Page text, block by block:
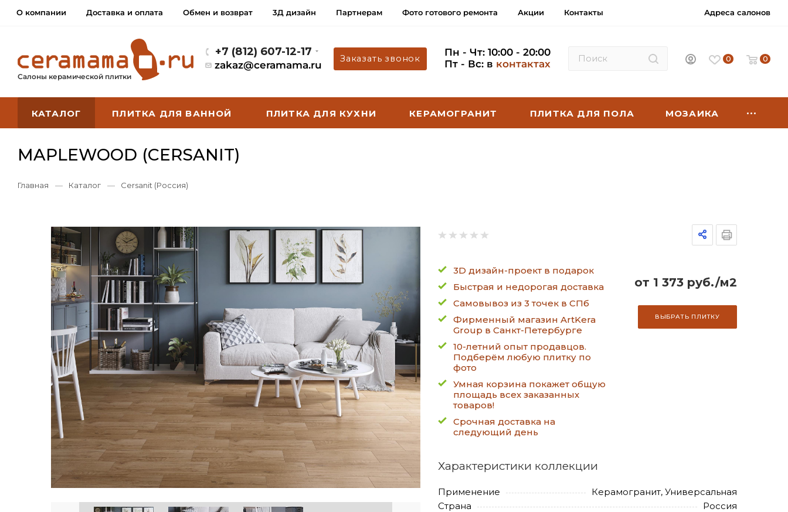
О компании Доставка и оплата Обмен и возврат 3Д дизайн Партнерам Фото готового ремонта Акции Контакты Адреса салонов
Салоны керамической плитки
+7 (812) 607-12-17
zakaz@ceramama.ru
Заказать звонок
Пн - Чт: 10:00 - 20:00
Пт - Вс: в контактах 0 0
КАТАЛОГ ПЛИТКА ДЛЯ ВАННОЙ ПЛИТКА ДЛЯ КУХНИ КЕРАМОГРАНИТ ПЛИТКА ДЛЯ ПОЛА МОЗАИКА
MAPLEWOOD (CERSANIT)
Главная — Каталог — Cersanit (Россия)
3D дизайн-проект в подарок
Быстрая и недорогая доставка
Самовывоз из 3 точек в СПб
Фирменный магазин ArtKera
Group в Санкт-Петербурге
10-летний опыт продавцов.
Подберём любую плитку по
фото
Умная корзина покажет общую
площадь всех заказанных
товаров!
Срочная доставка на
следующий день
от 1 373 руб./м2
ВЫБРАТЬ ПЛИТКУ
Характеристики коллекции
Применение
Керамогранит, Универсальная
Страна
Россия